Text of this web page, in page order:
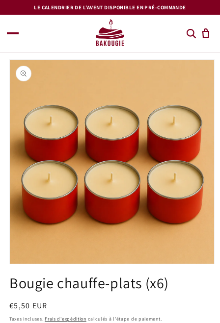
passerLE CALENDRIER DE L'AVENT DISPONIBLE EN PRÉ-COMMANDE
Passer aux
informations
produits
média
1
une
fenêtre
modale
Bougie chauffe-plats (x6)
Prix
habituel
€5,50 EUR
Taxes incluses. Frais d'expédition calculés à l'étape de paiement.